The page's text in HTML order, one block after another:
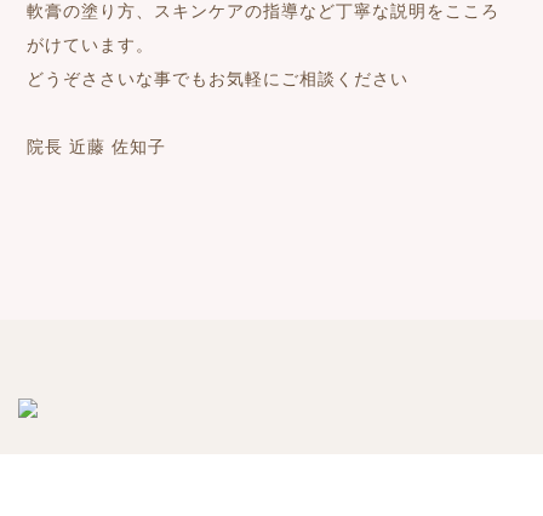
軟膏の塗り方、スキンケアの指導など丁寧な説明をこころ
がけています。
どうぞささいな事でもお気軽にご相談ください
院長 近藤 佐知子